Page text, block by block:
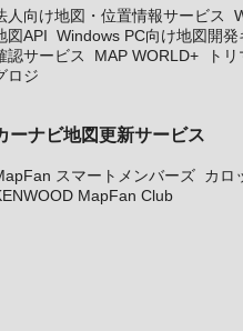
人向け地図・位置情報サービス
図API Windows PC向け地図開発
認サービス
MAP WORLD+ ト
ロジ
ーナビ地図更新サービス
スマートメンバーズ カロ
MapFan Club